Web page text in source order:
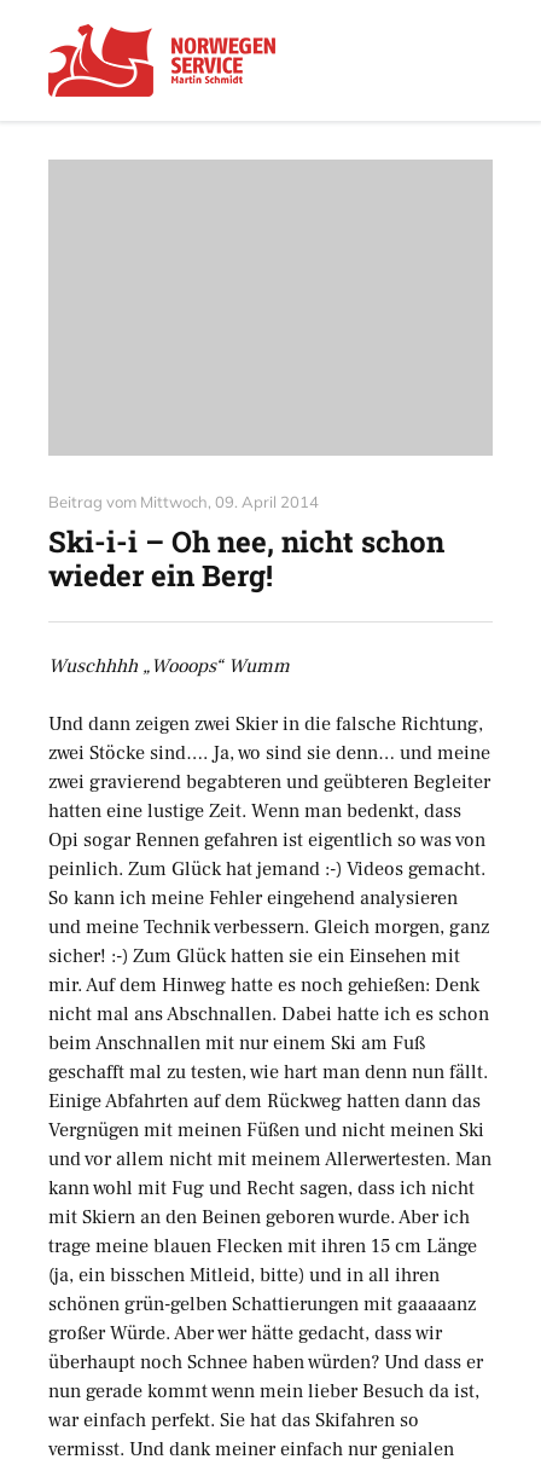
Beitrag vom Mittwoch, 09. April 2014
Ski-i-i – Oh nee, nicht schon
wieder ein Berg!
Wuschhhh „Wooops“ Wumm
Und dann zeigen zwei Skier in die falsche Richtung,
zwei Stöcke sind…. Ja, wo sind sie denn… und meine
zwei gravierend begabteren und geübteren Begleiter
hatten eine lustige Zeit. Wenn man bedenkt, dass
Opi sogar Rennen gefahren ist eigentlich so was von
peinlich. Zum Glück hat jemand :-) Videos gemacht.
So kann ich meine Fehler eingehend analysieren
und meine Technik verbessern. Gleich morgen, ganz
sicher! :-) Zum Glück hatten sie ein Einsehen mit
mir. Auf dem Hinweg hatte es noch gehießen: Denk
nicht mal ans Abschnallen. Dabei hatte ich es schon
beim Anschnallen mit nur einem Ski am Fuß
geschafft mal zu testen, wie hart man denn nun fällt.
Einige Abfahrten auf dem Rückweg hatten dann das
Vergnügen mit meinen Füßen und nicht meinen Ski
und vor allem nicht mit meinem Allerwertesten. Man
kann wohl mit Fug und Recht sagen, dass ich nicht
mit Skiern an den Beinen geboren wurde. Aber ich
trage meine blauen Flecken mit ihren 15 cm Länge
(ja, ein bisschen Mitleid, bitte) und in all ihren
schönen grün-gelben Schattierungen mit gaaaaanz
großer Würde. Aber wer hätte gedacht, dass wir
überhaupt noch Schnee haben würden? Und dass er
nun gerade kommt wenn mein lieber Besuch da ist,
war einfach perfekt. Sie hat das Skifahren so
vermisst. Und dank meiner einfach nur genialen